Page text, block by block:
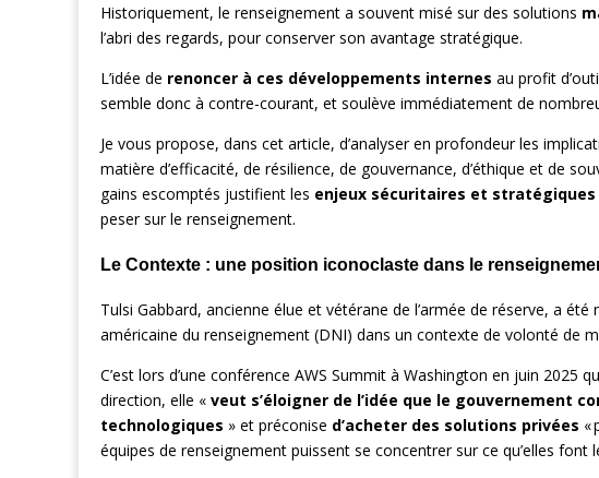
Historiquement, le renseignement a souvent misé sur des solutions
l’abri des regards, pour conserver son avantage stratégique.
L’idée de renoncer à ces développements internes au profit
semble donc à contre-courant, et soulève immédiatement de
Je vous propose, dans cet article, d’analyser en profondeur les
matière d’efficacité, de résilience, de gouvernance, d’éthique et de
gains escomptés justifient les enjeux sécuritaires et stratégiques
peser sur le renseignement.
Le Contexte : une position iconoclaste dans le
Tulsi Gabbard, ancienne élue et vétérane de l’armée de réserve, a
américaine du renseignement (DNI) dans un contexte de volonté de
C’est lors d’une conférence AWS Summit à Washington en juin 2025
direction, elle « veut s’éloigner de l’idée que le gouvernement
technologiques » et préconise d’acheter des solutions privées «
équipes de renseignement puissent se concentrer sur ce qu’elles font